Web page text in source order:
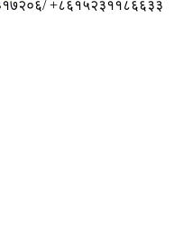
+८६१५२३११८६६३३